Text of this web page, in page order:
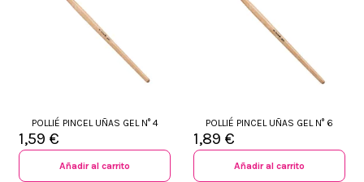
POLLIÉ PINCEL UÑAS GEL N° 4
1,59 €
Añadir al carrito
POLLIÉ PINCEL UÑAS GEL N° 6
1,89 €
Añadir al carrito